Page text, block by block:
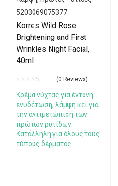
5203069075377
Korres Wild Rose
Brightening and First
Wrinkles Night Facial,
40ml
(0 Reviews)
Κρέμα νύχτας για έντονη
ενυδάτωση, λάμψη και για
την αντιμετώπιση των
πρώτων ρυτίδων.
Κατάλληλη για όλους τους
τύπους δέρματος.